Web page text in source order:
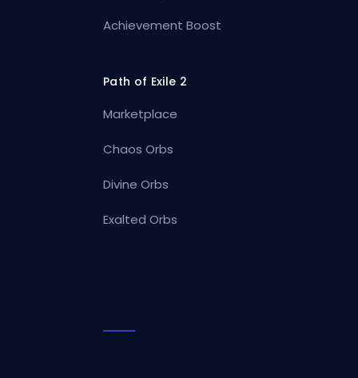
Achievement Boost
Path of Exile 2
Marketplace
Chaos Orbs
Divine Orbs
Exalted Orbs